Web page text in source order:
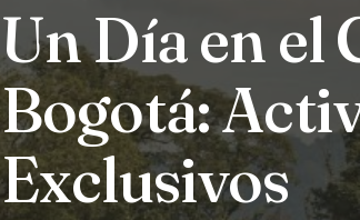
Un Día en el
Bogotá:
Exclusivos